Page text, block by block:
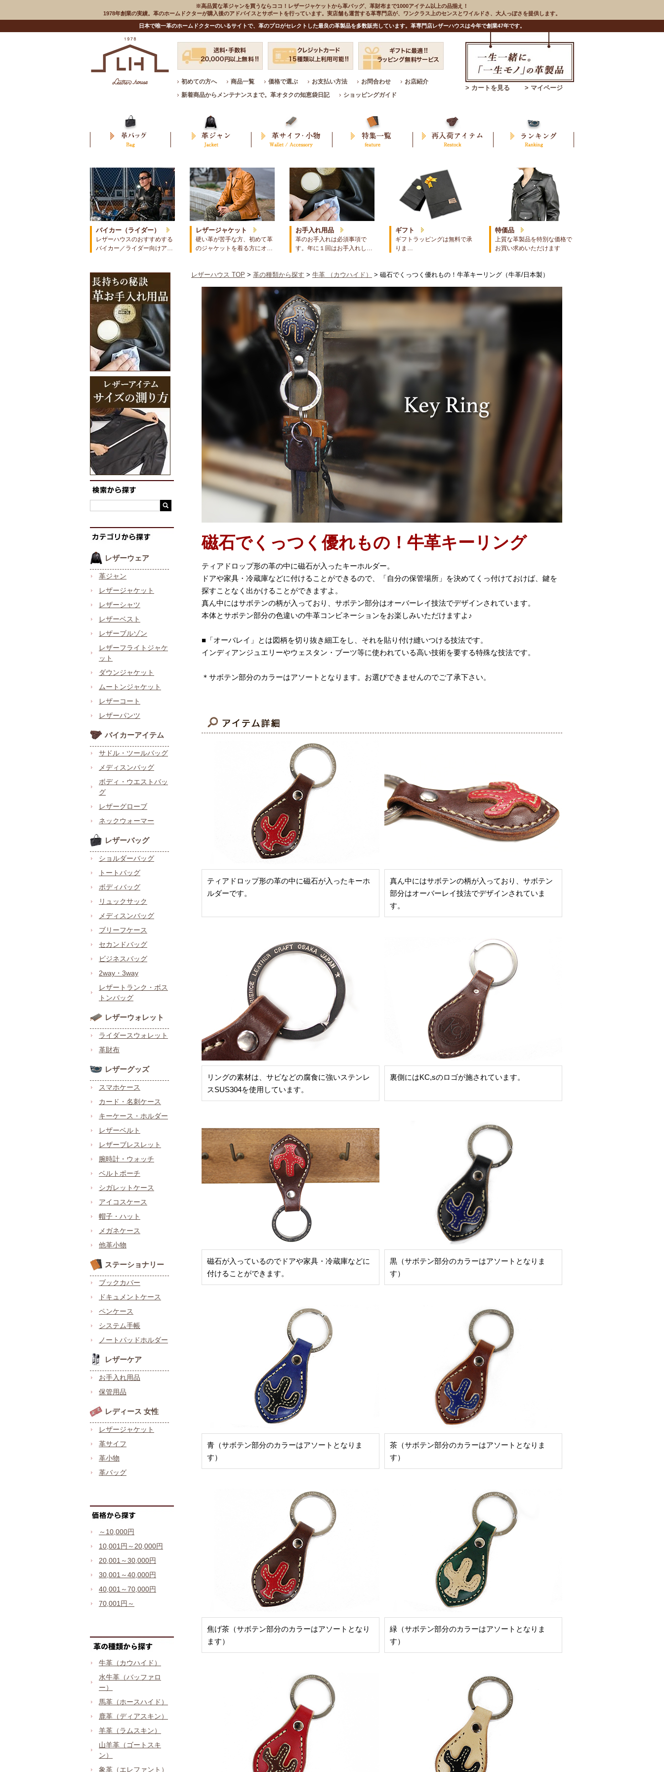
※高品質な革ジャンを買うならココ！レザージャケットから革バッグ、革財布まで1000アイテム以上の品揃え！
1978年創業の実績。革のホームドクターが購入後のアドバイスとサポートを行っています。実店舗も運営する革専門店が、ワンクラス上のセンスとワイルドさ、大人っぽさを提供します。
日本で唯一革のホームドクターのいるサイトで、革のプロがセレクトした最良の革製品を多数販売しています。革専門店レザーハウスは今年で創業47年です。
初めての方へ 商品一覧 価格で選ぶ お支払い方法 お問合わせ
お店紹介
新着商品からメンテナンスまで。革オタクの知恵袋日記
ショッピングガイド
> カートを見る > マイページ
バイカー（ライダー）
レザーハウスのおすすめする
バイカー／ライダー向けア…
レザージャケット
硬い革が苦手な方、初めて革
のジャケットを着る方にオ…
お手入れ用品
革のお手入れは必須事項で
す。年に１回はお手入れし…
ギフト
ギフトラッピングは無料で承
りま…
特価品
上質な革製品を特別な価格で
お買い求めいただけます
レザーウェア
革ジャン
レザージャケット
レザーシャツ
レザーベスト
レザーブルゾン
レザーフライトジャケ
ット
ダウンジャケット
ムートンジャケット
レザーコート
レザーパンツ
バイカーアイテム
サドル・ツールバッグ
メディスンバッグ
ボディ・ウエストバッ
グ
レザーグローブ
ネックウォーマー
レザーバッグ
ショルダーバッグ
トートバッグ
ボディバッグ
リュックサック
メディスンバッグ
ブリーフケース
セカンドバッグ
ビジネスバッグ
2way・3way
レザートランク・ボス
トンバッグ
レザーウォレット
ライダースウォレット
革財布
レザーグッズ
スマホケース
カード・名刺ケース
キーケース・ホルダー
レザーベルト
レザーブレスレット
腕時計・ウォッチ
ベルトポーチ
シガレットケース
アイコスケース
帽子・ハット
メガネケース
他革小物
ステーショナリー
ブックカバー
ドキュメントケース
ペンケース
システム手帳
ノートパッドホルダー
レザーケア
お手入れ用品
保管用品
レディース 女性
レザージャケット
革サイフ
革小物
革バッグ
～10,000円
10,001円～20,000円
20,001～30,000円
30,001～40,000円
40,001～70,000円
70,001円～
牛革（カウハイド）
水牛革（バッファロ
ー）
馬革（ホースハイド）
鹿革（ディアスキン）
羊革（ラムスキン）
山羊革（ゴートスキ
ン）
象革（エレファント）
レザーハウス TOP > 革の種類から探す > 牛革 （カウハイド） > 磁石でくっつく優れもの！牛革キーリング（牛革/日本製）
磁石でくっつく優れもの！牛革キーリング
ティアドロップ形の革の中に磁石が入ったキーホルダー。
ドアや家具・冷蔵庫などに付けることができるので、「自分の保管場所」を決めてくっ付けておけば、鍵を
探すことなく出かけることができますよ。
真ん中にはサボテンの柄が入っており、サボテン部分はオーバーレイ技法でデザインされています。
本体とサボテン部分の色違いの牛革コンビネーションをお楽しみいただけますよ♪
■「オーバレイ」とは図柄を切り抜き細工をし、それを貼り付け縫いつける技法です。
インディアンジュエリーやウェスタン・ブーツ等に使われている高い技術を要する特殊な技法です。
＊サボテン部分のカラーはアソートとなります。お選びできませんのでご了承下さい。
ティアドロップ形の革の中に磁石が入ったキーホ
ルダーです。
真ん中にはサボテンの柄が入っており、サボテン
部分はオーバーレイ技法でデザインされていま
す。
リングの素材は、サビなどの腐食に強いステンレ
スSUS304を使用しています。
裏側にはKC,sのロゴが施されています。
磁石が入っているのでドアや家具・冷蔵庫などに
付けることができます。
黒（サボテン部分のカラーはアソートとなりま
す）
青（サボテン部分のカラーはアソートとなりま
す）
茶（サボテン部分のカラーはアソートとなりま
す）
焦げ茶（サボテン部分のカラーはアソートとなり
ます）
緑（サボテン部分のカラーはアソートとなりま
す）